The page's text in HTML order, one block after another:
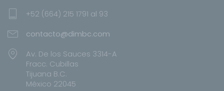
+52 (664) 215 1791 al 93
contacto@dimbc.com
Av. De los Sauces 3314-A
Fracc. Cubillas
Tijuana B.C.
México 22045